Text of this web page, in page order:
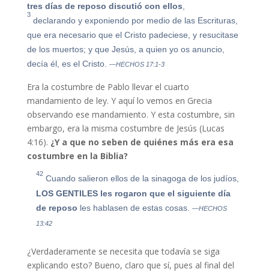
tres días de reposo discutió con ellos
3
declarando y exponiendo por medio de las Escrituras,
que era necesario que el Cristo padeciese, y resucitase
de los muertos; y que Jesús, a quien yo os anuncio,
decía él, es el Cristo.
—HECHOS 17:1-3
Era la costumbre de Pablo llevar el cuarto
mandamiento de ley. Y aquí lo vemos en Grecia
observando ese mandamiento. Y esta costumbre, sin
embargo, era la misma costumbre de Jesús (Lucas
4:16). ¿Y a que no seben de quiénes más era esa
costumbre en la Biblia?
42Cuando salieron ellos de la sinagoga de los judíos,
LOS GENTILES les rogaron que el siguiente día
de reposo les hablasen de estas cosas. —HECHOS
13:42
¿Verdaderamente se necesita que todavía se siga
explicando esto? Bueno, claro que sí, pues al final del